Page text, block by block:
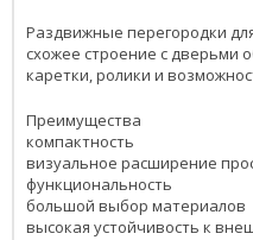
Раздвижные перегородки
схожее строение с дверьми
каретки, ролики и
Преимущества
компактность
визуальное расширение
функциональность
большой выбор материалов
высокая устойчивость к